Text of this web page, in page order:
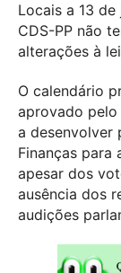
Locais a 13
CDS-PP não
alterações à
O calendário
aprovado pelo
a desenvolver
Finanças para
apesar dos
ausência dos
audições